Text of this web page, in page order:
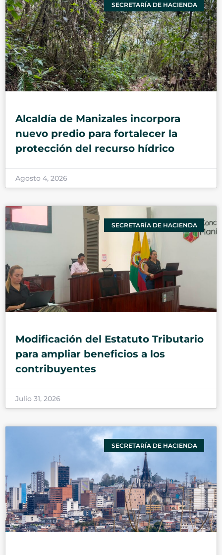
SECRETARÍA DE HACIENDA
Alcaldía de Manizales incorpora
nuevo predio para fortalecer la
protección del recurso hídrico
Agosto 4, 2026
SECRETARÍA DE HACIENDA
Modificación del Estatuto Tributario
para ampliar beneficios a los
contribuyentes
Julio 31, 2026
SECRETARÍA DE HACIENDA